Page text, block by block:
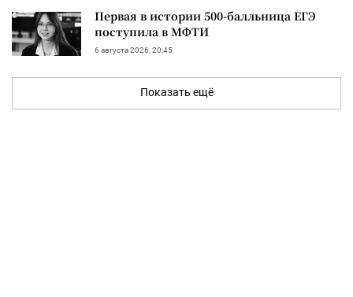
Первая в истории 500-балльница ЕГЭ
поступила в МФТИ
6 августа 2026, 20:45
Показать ещё